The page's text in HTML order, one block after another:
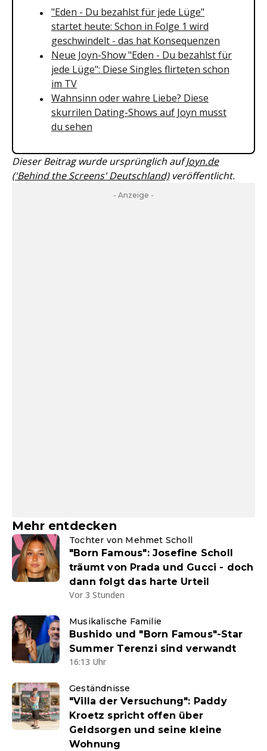
"Eden - Du bezahlst für jede Lüge"
startet heute: Schon in Folge 1 wird
geschwindelt - das hat Konsequenzen
Neue Joyn-Show "Eden - Du bezahlst für
jede Lüge": Diese Singles flirteten schon
im TV
Wahnsinn oder wahre Liebe? Diese
skurrilen Dating-Shows auf Joyn musst
du sehen
Dieser Beitrag wurde ursprünglich aufJoyn.de
('Behind the Screens' Deutschland)veröffentlicht.
- Anzeige -
Mehr entdecken
Tochter von Mehmet Scholl
"Born Famous": Josefine Scholl
träumt von Prada und Gucci - doch
dann folgt das harte Urteil
Vor 3 Stunden
Musikalische Familie
Bushido und "Born Famous"-Star
Summer Terenzi sind verwandt
16:13 Uhr
Geständnisse
"Villa der Versuchung": Paddy
Kroetz spricht offen über
Geldsorgen und seine kleine
Wohnung